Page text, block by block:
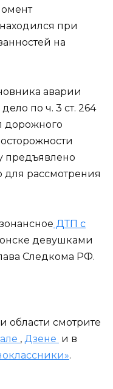
при
на
аварии
по ч. 3 ст. 264
предъявлено
рассмотрения
ДТП с
девушками
Следкома РФ.
области смотрите
, Дзене и в
.